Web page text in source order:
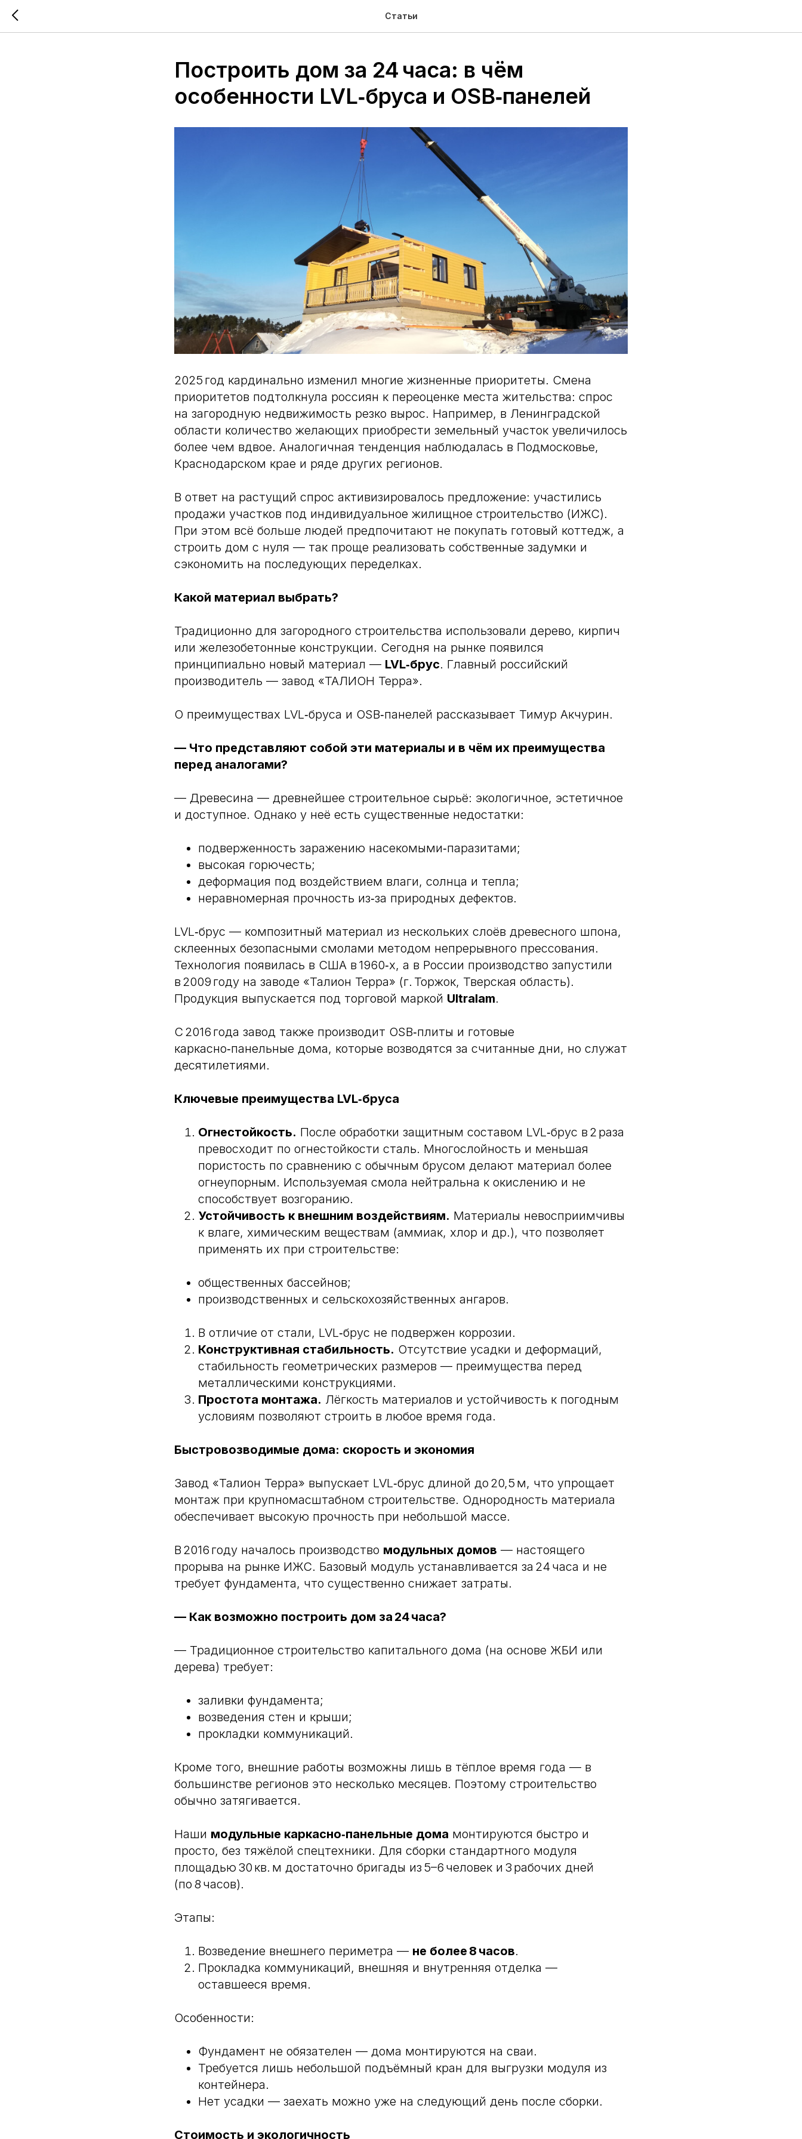
Статьи
Построить дом за 24 часа: в чём
особенности LVL‑бруса и OSB‑панелей
2025 год кардинально изменил многие жизненные приоритеты. Смена
приоритетов подтолкнула россиян к переоценке места жительства: спрос
на загородную недвижимость резко вырос. Например, в Ленинградской
области количество желающих приобрести земельный участок увеличилось
более чем вдвое. Аналогичная тенденция наблюдалась в Подмосковье,
Краснодарском крае и ряде других регионов.
В ответ на растущий спрос активизировалось предложение: участились
продажи участков под индивидуальное жилищное строительство (ИЖС).
При этом всё больше людей предпочитают не покупать готовый коттедж, а
строить дом с нуля — так проще реализовать собственные задумки и
сэкономить на последующих переделках.
Какой материал выбрать?
Традиционно для загородного строительства использовали дерево, кирпич
или железобетонные конструкции. Сегодня на рынке появился
принципиально новый материал — LVL‑брус. Главный российский
производитель — завод «ТАЛИОН Терра».
О преимуществах LVL‑бруса и OSB‑панелей рассказывает Тимур Акчурин.
— Что представляют собой эти материалы и в чём их преимущества
перед аналогами?
— Древесина — древнейшее строительное сырьё: экологичное, эстетичное
и доступное. Однако у неё есть существенные недостатки:
подверженность заражению насекомыми‑паразитами;
высокая горючесть;
деформация под воздействием влаги, солнца и тепла;
неравномерная прочность из‑за природных дефектов.
LVL‑брус — композитный материал из нескольких слоёв древесного шпона,
склеенных безопасными смолами методом непрерывного прессования.
Технология появилась в США в 1960‑х, а в России производство запустили
в 2009 году на заводе «Талион Терра» (г. Торжок, Тверская область).
Продукция выпускается под торговой маркой Ultralam.
С 2016 года завод также производит OSB‑плиты и готовые
каркасно‑панельные дома, которые возводятся за считанные дни, но служат
десятилетиями.
Ключевые преимущества LVL‑бруса
Огнестойкость. После обработки защитным составом LVL‑брус в 2 раза
превосходит по огнестойкости сталь. Многослойность и меньшая
пористость по сравнению с обычным брусом делают материал более
огнеупорным. Используемая смола нейтральна к окислению и не
способствует возгоранию.
Устойчивость к внешним воздействиям. Материалы невосприимчивы
к влаге, химическим веществам (аммиак, хлор и др.), что позволяет
применять их при строительстве:
общественных бассейнов;
производственных и сельскохозяйственных ангаров.
В отличие от стали, LVL‑брус не подвержен коррозии.
Конструктивная стабильность. Отсутствие усадки и деформаций,
стабильность геометрических размеров — преимущества перед
металлическими конструкциями.
Простота монтажа. Лёгкость материалов и устойчивость к погодным
условиям позволяют строить в любое время года.
Быстровозводимые дома: скорость и экономия
Завод «Талион Терра» выпускает LVL‑брус длиной до 20,5 м, что упрощает
монтаж при крупномасштабном строительстве. Однородность материала
обеспечивает высокую прочность при небольшой массе.
В 2016 году началось производство модульных домов — настоящего
прорыва на рынке ИЖС. Базовый модуль устанавливается за 24 часа и не
требует фундамента, что существенно снижает затраты.
— Как возможно построить дом за 24 часа?
— Традиционное строительство капитального дома (на основе ЖБИ или
дерева) требует:
заливки фундамента;
возведения стен и крыши;
прокладки коммуникаций.
Кроме того, внешние работы возможны лишь в тёплое время года — в
большинстве регионов это несколько месяцев. Поэтому строительство
обычно затягивается.
Наши модульные каркасно‑панельные дома монтируются быстро и
просто, без тяжёлой спецтехники. Для сборки стандартного модуля
площадью 30 кв. м достаточно бригады из 5–6 человек и 3 рабочих дней
(по 8 часов).
Этапы:
Возведение внешнего периметра — не более 8 часов.
Прокладка коммуникаций, внешняя и внутренняя отделка —
оставшееся время.
Особенности:
Фундамент не обязателен — дома монтируются на сваи.
Требуется лишь небольшой подъёмный кран для выгрузки модуля из
контейнера.
Нет усадки — заехать можно уже на следующий день после сборки.
Стоимость и экологичность